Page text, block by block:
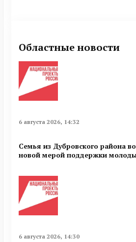
Областные новости
6 августа 2026, 14:32
Семья из Дубровского района
новой мерой поддержки
6 августа 2026, 14:30